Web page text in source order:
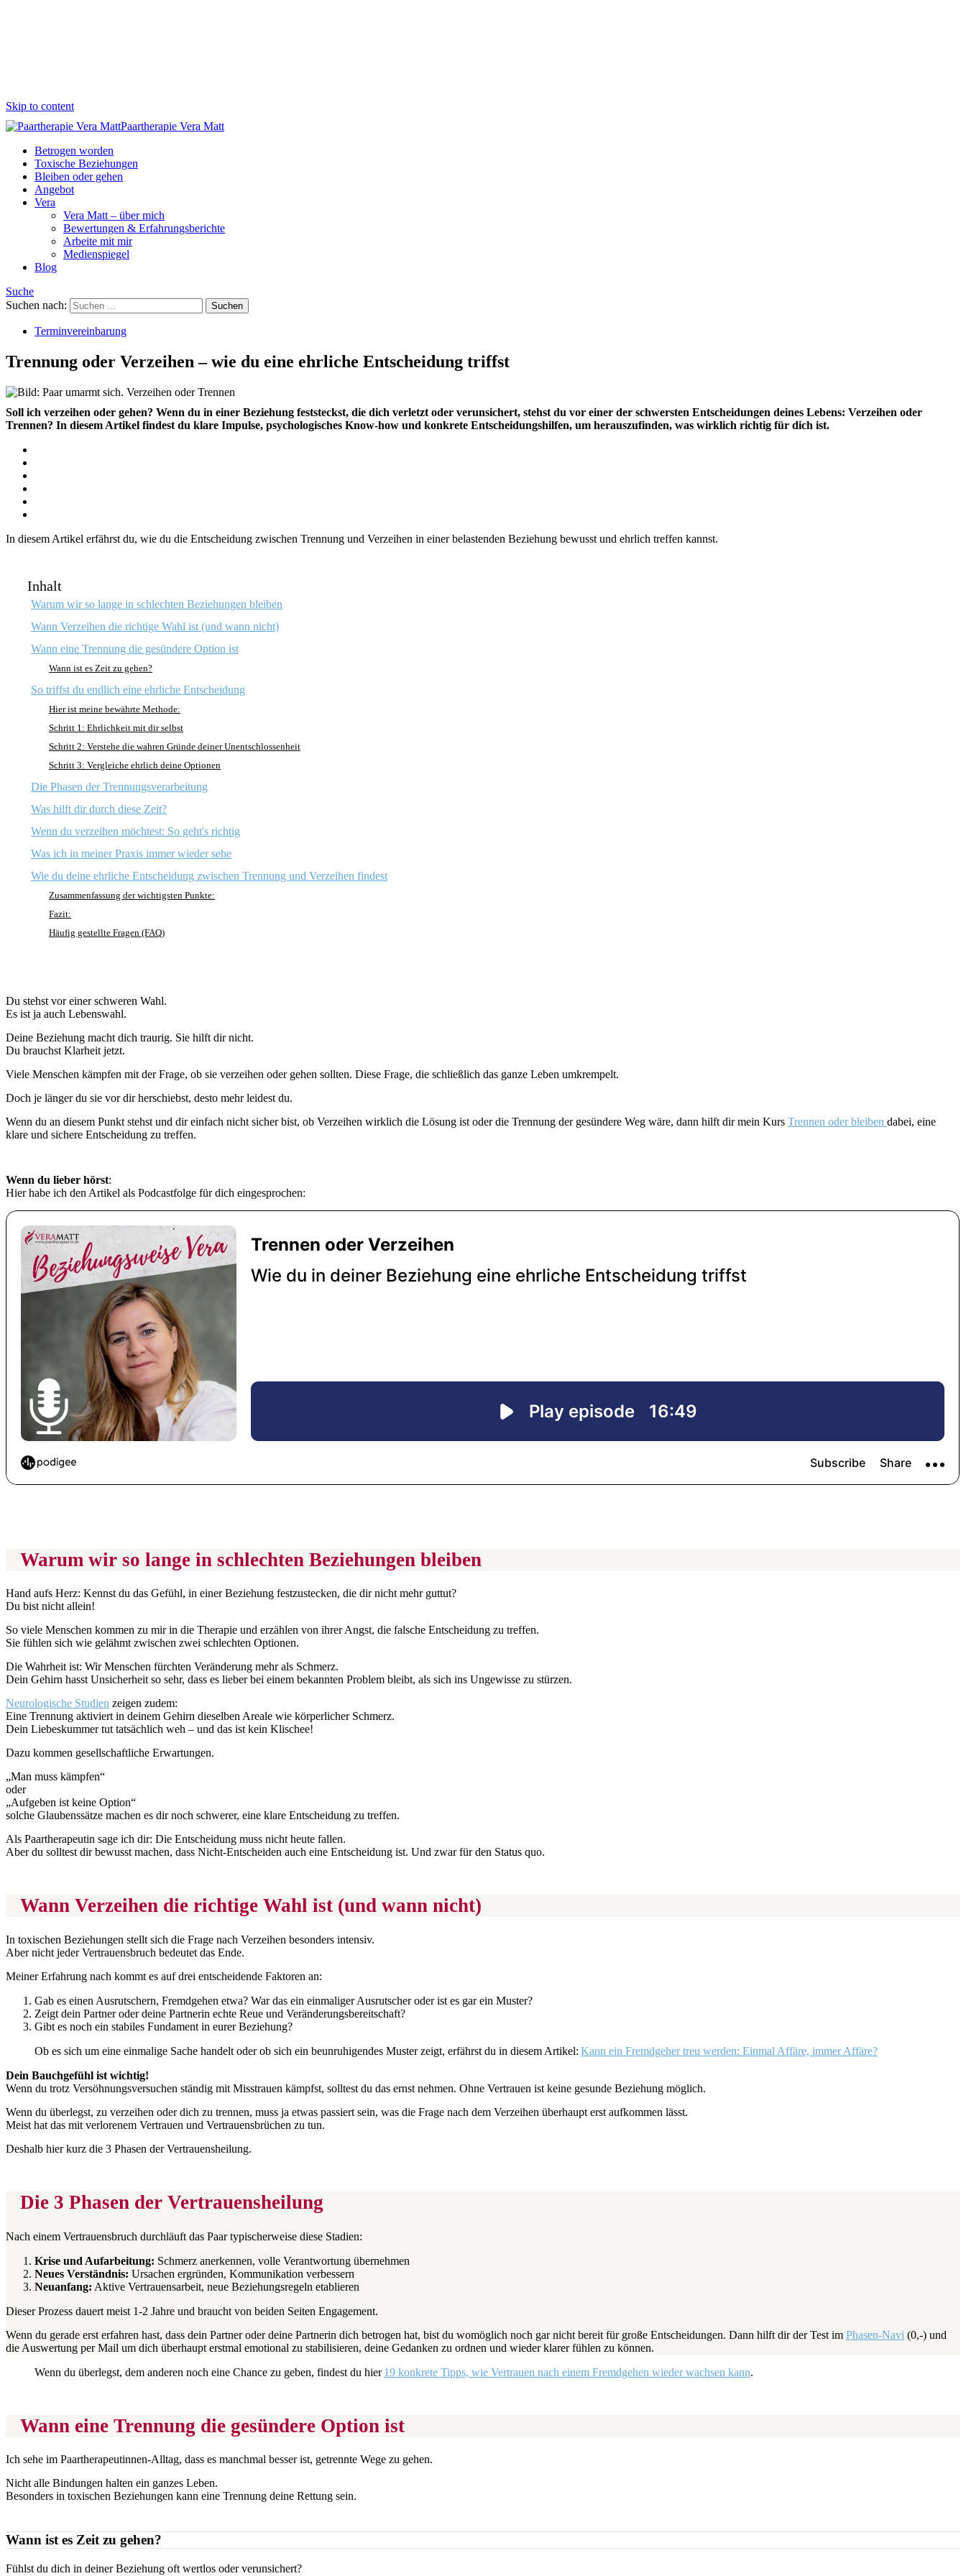
Skip to content
Paartherapie Vera Matt
Betrogen worden
Toxische Beziehungen
Bleiben oder gehen
Angebot
Vera
Vera Matt – über mich
Bewertungen & Erfahrungsberichte
Arbeite mit mir
Medienspiegel
Blog
Suche
Suchen nach:
Terminvereinbarung
Trennung oder Verzeihen – wie du eine ehrliche Entscheidung triffst
Soll ich verzeihen oder gehen? Wenn du in einer Beziehung feststeckst, die dich verletzt oder verunsichert, stehst du vor einer der schwersten Entscheidungen deines Lebens: Verzeihen oder
Trennen? In diesem Artikel findest du klare Impulse, psychologisches Know-how und konkrete Entscheidungshilfen, um herauszufinden, was wirklich richtig für dich ist.
In diesem Artikel erfährst du, wie du die Entscheidung zwischen Trennung und Verzeihen in einer belastenden Beziehung bewusst und ehrlich treffen kannst.
Inhalt
Warum wir so lange in schlechten Beziehungen bleiben
Wann Verzeihen die richtige Wahl ist (und wann nicht)
Wann eine Trennung die gesündere Option ist
Wann ist es Zeit zu gehen?
So triffst du endlich eine ehrliche Entscheidung
Hier ist meine bewährte Methode:
Schritt 1: Ehrlichkeit mit dir selbst
Schritt 2: Verstehe die wahren Gründe deiner Unentschlossenheit
Schritt 3: Vergleiche ehrlich deine Optionen
Die Phasen der Trennungsverarbeitung
Was hilft dir durch diese Zeit?
Wenn du verzeihen möchtest: So geht's richtig
Was ich in meiner Praxis immer wieder sehe
Wie du deine ehrliche Entscheidung zwischen Trennung und Verzeihen findest
Zusammenfassung der wichtigsten Punkte:
Fazit:
Häufig gestellte Fragen (FAQ)
Du stehst vor einer schweren Wahl.
Es ist ja auch Lebenswahl.
Deine Beziehung macht dich traurig. Sie hilft dir nicht.
Du brauchst Klarheit jetzt.
Viele Menschen kämpfen mit der Frage, ob sie verzeihen oder gehen sollten. Diese Frage, die schließlich das ganze Leben umkrempelt.
Doch je länger du sie vor dir herschiebst, desto mehr leidest du.
Wenn du an diesem Punkt stehst und dir einfach nicht sicher bist, ob Verzeihen wirklich die Lösung ist oder die Trennung der gesündere Weg wäre, dann hilft dir mein Kurs Trennen oder bleiben dabei, eine
klare und sichere Entscheidung zu treffen.
Wenn du lieber hörst:
Hier habe ich den Artikel als Podcastfolge für dich eingesprochen:
Warum wir so lange in schlechten Beziehungen bleiben
Hand aufs Herz: Kennst du das Gefühl, in einer Beziehung festzustecken, die dir nicht mehr guttut?
Du bist nicht allein!
So viele Menschen kommen zu mir in die Therapie und erzählen von ihrer Angst, die falsche Entscheidung zu treffen.
Sie fühlen sich wie gelähmt zwischen zwei schlechten Optionen.
Die Wahrheit ist: Wir Menschen fürchten Veränderung mehr als Schmerz.
Dein Gehirn hasst Unsicherheit so sehr, dass es lieber bei einem bekannten Problem bleibt, als sich ins Ungewisse zu stürzen.
Neurologische Studien zeigen zudem:
Eine Trennung aktiviert in deinem Gehirn dieselben Areale wie körperlicher Schmerz.
Dein Liebeskummer tut tatsächlich weh – und das ist kein Klischee!
Dazu kommen gesellschaftliche Erwartungen.
„Man muss kämpfen“
oder
„Aufgeben ist keine Option“
solche Glaubenssätze machen es dir noch schwerer, eine klare Entscheidung zu treffen.
Als Paartherapeutin sage ich dir: Die Entscheidung muss nicht heute fallen.
Aber du solltest dir bewusst machen, dass Nicht-Entscheiden auch eine Entscheidung ist. Und zwar für den Status quo.
Wann Verzeihen die richtige Wahl ist (und wann nicht)
In toxischen Beziehungen stellt sich die Frage nach Verzeihen besonders intensiv.
Aber nicht jeder Vertrauensbruch bedeutet das Ende.
Meiner Erfahrung nach kommt es auf drei entscheidende Faktoren an:
Gab es einen Ausrutschern, Fremdgehen etwa? War das ein einmaliger Ausrutscher oder ist es gar ein Muster?
Zeigt dein Partner oder deine Partnerin echte Reue und Veränderungsbereitschaft?
Gibt es noch ein stabiles Fundament in eurer Beziehung?
Ob es sich um eine einmalige Sache handelt oder ob sich ein beunruhigendes Muster zeigt, erfährst du in diesem Artikel: Kann ein Fremdgeher treu werden: Einmal Affäre, immer Affäre?
Dein Bauchgefühl ist wichtig!
Wenn du trotz Versöhnungsversuchen ständig mit Misstrauen kämpfst, solltest du das ernst nehmen. Ohne Vertrauen ist keine gesunde Beziehung möglich.
Wenn du überlegst, zu verzeihen oder dich zu trennen, muss ja etwas passiert sein, was die Frage nach dem Verzeihen überhaupt erst aufkommen lässt.
Meist hat das mit verlorenem Vertrauen und Vertrauensbrüchen zu tun.
Deshalb hier kurz die 3 Phasen der Vertrauensheilung.
Die 3 Phasen der Vertrauensheilung
Nach einem Vertrauensbruch durchläuft das Paar typischerweise diese Stadien:
Krise und Aufarbeitung: Schmerz anerkennen, volle Verantwortung übernehmen
Neues Verständnis: Ursachen ergründen, Kommunikation verbessern
Neuanfang: Aktive Vertrauensarbeit, neue Beziehungsregeln etablieren
Dieser Prozess dauert meist 1-2 Jahre und braucht von beiden Seiten Engagement.
Wenn du gerade erst erfahren hast, dass dein Partner oder deine Partnerin dich betrogen hat, bist du womöglich noch gar nicht bereit für große Entscheidungen. Dann hilft dir der Test im Phasen-Navi (0,-) und
die Auswertung per Mail um dich überhaupt erstmal emotional zu stabilisieren, deine Gedanken zu ordnen und wieder klarer fühlen zu können.
Wenn du überlegst, dem anderen noch eine Chance zu geben, findest du hier19 konkrete Tipps, wie Vertrauen nach einem Fremdgehen wieder wachsen kann.
Wann eine Trennung die gesündere Option ist
Ich sehe im Paartherapeutinnen-Alltag, dass es manchmal besser ist, getrennte Wege zu gehen.
Nicht alle Bindungen halten ein ganzes Leben.
Besonders in toxischen Beziehungen kann eine Trennung deine Rettung sein.
Wann ist es Zeit zu gehen?
Fühlst du dich in deiner Beziehung oft wertlos oder verunsichert?